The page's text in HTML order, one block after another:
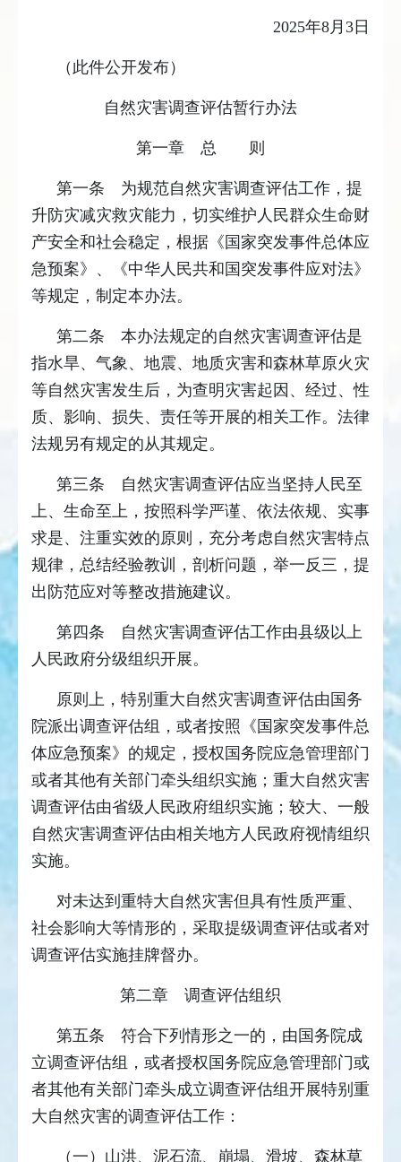
2025年8月3日
（此件公开发布）
自然灾害调查评估暂行办法
第一章 总 则
第一条 为规范自然灾害调查评估工作，提
升防灾减灾救灾能力，切实维护人民群众生命财
产安全和社会稳定，根据《国家突发事件总体应
急预案》、《中华人民共和国突发事件应对法》
等规定，制定本办法。
第二条 本办法规定的自然灾害调查评估是
指水旱、气象、地震、地质灾害和森林草原火灾
等自然灾害发生后，为查明灾害起因、经过、性
质、影响、损失、责任等开展的相关工作。法律
法规另有规定的从其规定。
第三条 自然灾害调查评估应当坚持人民至
上、生命至上，按照科学严谨、依法依规、实事
求是、注重实效的原则，充分考虑自然灾害特点
规律，总结经验教训，剖析问题，举一反三，提
出防范应对等整改措施建议。
第四条 自然灾害调查评估工作由县级以上
人民政府分级组织开展。
原则上，特别重大自然灾害调查评估由国务
院派出调查评估组，或者按照《国家突发事件总
体应急预案》的规定，授权国务院应急管理部门
或者其他有关部门牵头组织实施；重大自然灾害
调查评估由省级人民政府组织实施；较大、一般
自然灾害调查评估由相关地方人民政府视情组织
实施。
对未达到重特大自然灾害但具有性质严重、
社会影响大等情形的，采取提级调查评估或者对
调查评估实施挂牌督办。
第二章 调查评估组织
第五条 符合下列情形之一的，由国务院成
立调查评估组，或者授权国务院应急管理部门或
者其他有关部门牵头成立调查评估组开展特别重
大自然灾害的调查评估工作：
（一）山洪、泥石流、崩塌、滑坡、森林草